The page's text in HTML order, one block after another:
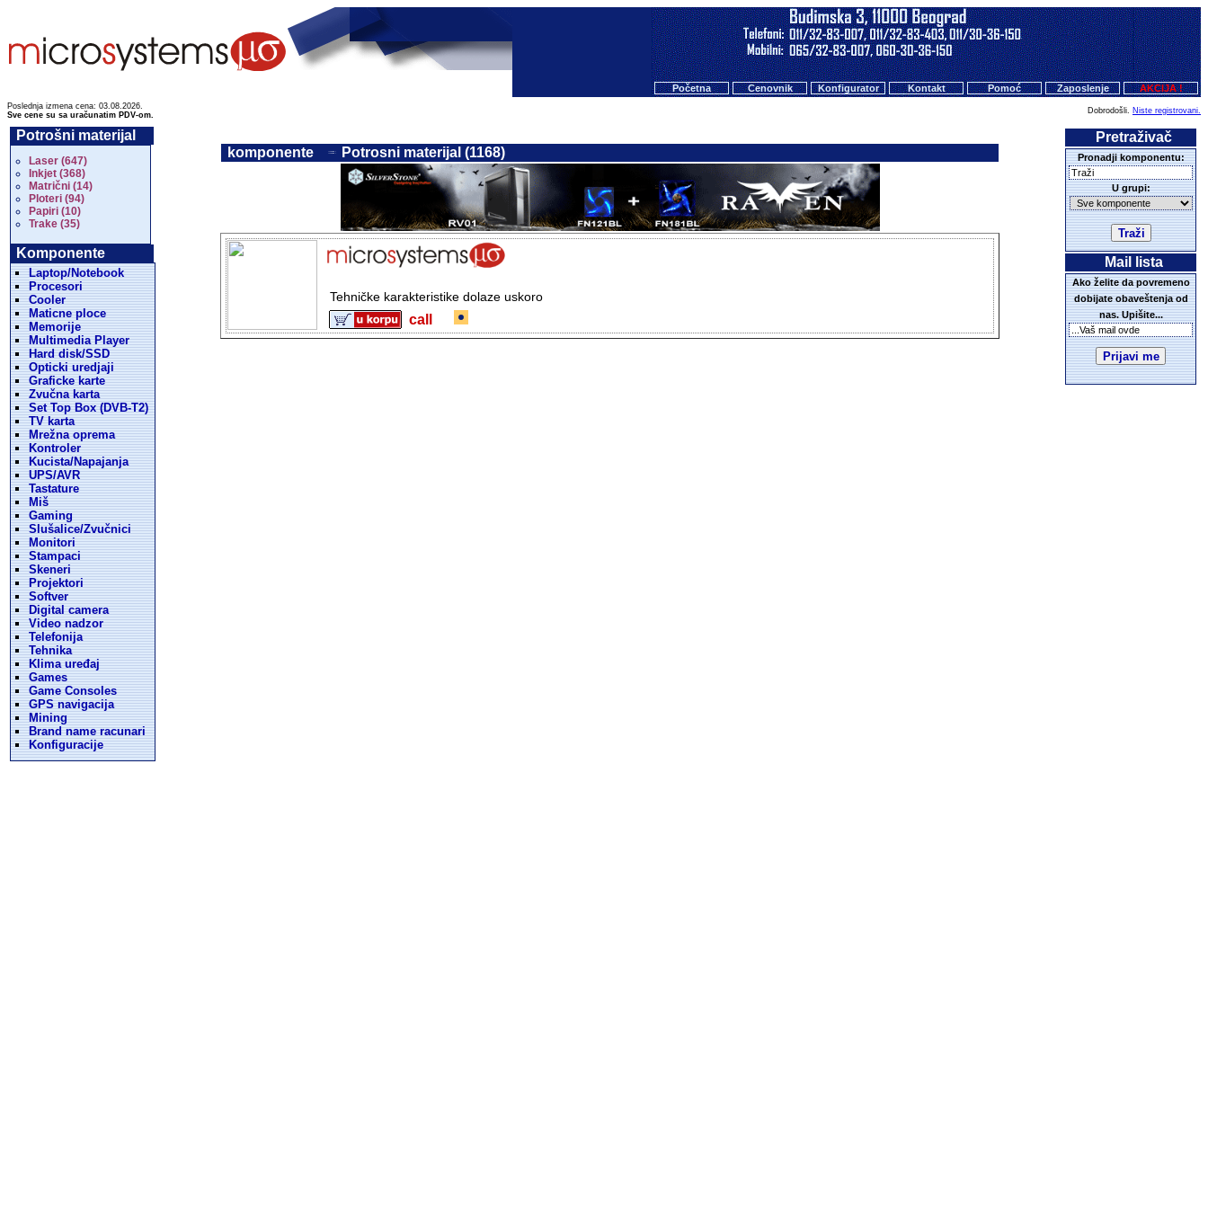
Početna Cenovnik Konfigurator Kontakt Pomoć Zaposlenje AKCIJA !
Poslednja izmena cena: 03.08.2026.
Sve cene su sa uračunatim PDV-om.
Dobrodošli. Niste registrovani.
Potrošni materijal
Laser (647)
Inkjet (368)
Matrični (14)
Ploteri (94)
Papiri (10)
Trake (35)
Komponente
Laptop/Notebook
Procesori
Cooler
Maticne ploce
Memorije
Multimedia Player
Hard disk/SSD
Opticki uredjaji
Graficke karte
Zvučna karta
Set Top Box (DVB-T2)
TV karta
Mrežna oprema
Kontroler
Kucista/Napajanja
UPS/AVR
Tastature
Miš
Gaming
Slušalice/Zvučnici
Monitori
Stampaci
Skeneri
Projektori
Softver
Digital camera
Video nadzor
Telefonija
Tehnika
Klima uređaj
Games
Game Consoles
GPS navigacija
Mining
Brand name racunari
Konfiguracije
komponente Potrosni materijal (1168)
Tehničke karakteristike dolaze uskoro
call
Pretraživač
Pronadji komponentu:
U grupi:
Mail lista
Ako želite da povremeno
dobijate obaveštenja od
nas. Upišite...